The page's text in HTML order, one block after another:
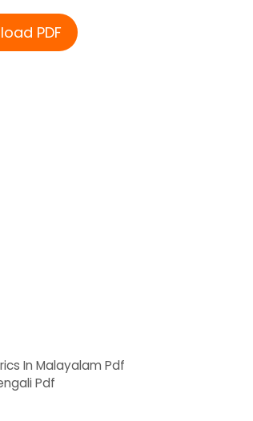
PDF
In Malayalam Pdf
Pdf